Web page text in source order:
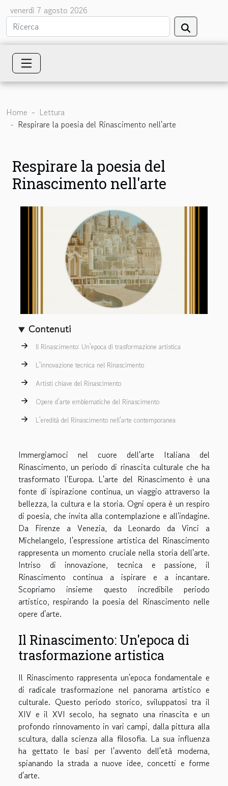
venerdì 7 agosto 2026
Home
Lettura
Respirare la poesia del Rinascimento nell'arte
Respirare la poesia del
Rinascimento nell'arte
Contenuti
Il Rinascimento: Un'epoca di trasformazione artistica
L'innovazione tecnica nel Rinascimento
Artisti chiave del Rinascimento
Opere d'arte emblematiche del Rinascimento
L'eredità del Rinascimento nell'arte contemporanea
Immergiamoci nel cuore dell'arte Italiana del
Rinascimento, un periodo di rinascita culturale che ha
trasformato l'Europa. L'arte del Rinascimento è una
fonte di ispirazione continua, un viaggio attraverso la
bellezza, la cultura e la storia. Ogni opera è un respiro
di poesia, che invita alla contemplazione e all'indagine.
Da Firenze a Venezia, da Leonardo da Vinci a
Michelangelo, l'espressione artistica del Rinascimento
rappresenta un momento cruciale nella storia dell'arte.
Intriso di innovazione, tecnica e passione, il
Rinascimento continua a ispirare e a incantare.
Scopriamo insieme questo incredibile periodo
artistico, respirando la poesia del Rinascimento nelle
opere d'arte.
Il Rinascimento: Un'epoca di
trasformazione artistica
Il Rinascimento rappresenta un'epoca fondamentale e
di radicale trasformazione nel panorama artistico e
culturale. Questo periodo storico, sviluppatosi tra il
XIV e il XVI secolo, ha segnato una rinascita e un
profondo rinnovamento in vari campi, dalla pittura alla
scultura, dalla scienza alla filosofia. La sua influenza
ha gettato le basi per l'avvento dell'età moderna,
spianando la strada a nuove idee, concetti e forme
d'arte.